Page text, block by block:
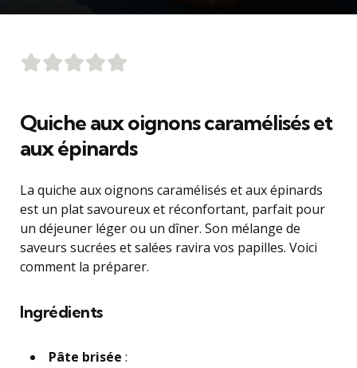
Quiche aux oignons caramélisés et
aux épinards
La quiche aux oignons caramélisés et aux épinards
est un plat savoureux et réconfortant, parfait pour
un déjeuner léger ou un dîner. Son mélange de
saveurs sucrées et salées ravira vos papilles. Voici
comment la préparer.
Ingrédients
Pâte brisée :